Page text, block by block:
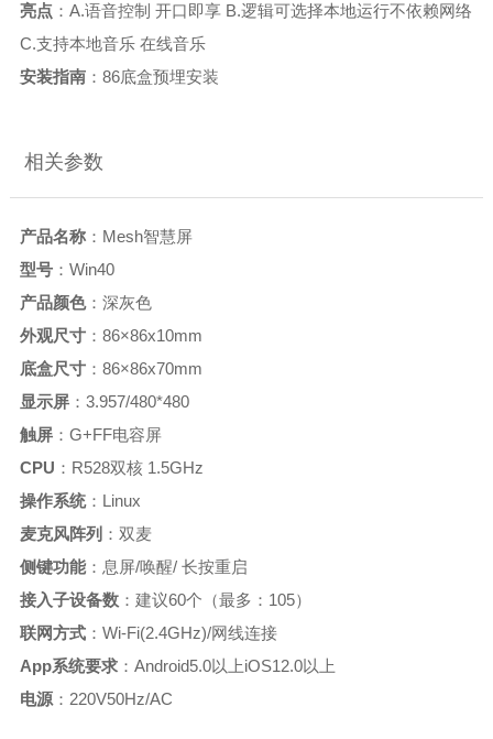
亮点 ：A.语音控制 开口即享 B.逻辑可选择本地运行不依赖网络
C.支持本地音乐 在线音乐
安装指南：86底盒预埋安装
相关参数
产品名称：Mesh智慧屏
型号：Win40
产品颜色：深灰色
外观尺寸：86×86x10mm
底盒尺寸：86×86x70mm
显示屏：3.957/480*480
触屏：G+FF电容屏
CPU ：R528双核 1.5GHz
操作系统：Linux
麦克风阵列 ：双麦
侧键功能：息屏/唤醒/ 长按重启
接入子设备数：建议60个（最多：105）
联网方式：Wi-Fi(2.4GHz)/网线连接
App系统要求：Android5.0以上iOS12.0以上
电源：220V50Hz/AC